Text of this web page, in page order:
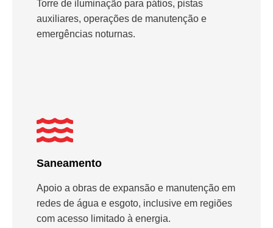
Torre de iluminação para pátios, pistas
auxiliares, operações de manutenção e
emergências noturnas.
Saneamento
Apoio a obras de expansão e manutenção em
redes de água e esgoto, inclusive em regiões
com acesso limitado à energia.